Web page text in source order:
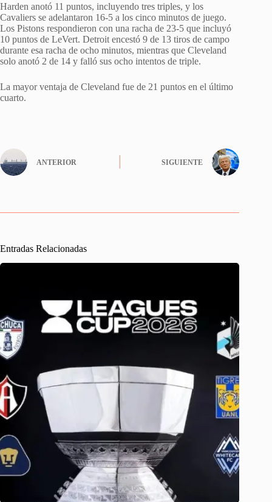
Harden anotó 11 puntos, incluyendo tres triples, y los
Cavaliers se adelantaron 16-5 a los cinco minutos de juego.
Los Pistons respondieron con una racha de 23-5 que incluyó
10 puntos de LeVert. Detroit encestó 9 de 13 tiros de campo
durante esa racha de ocho minutos, mientras que Cleveland
solo anotó 2 de 14 y falló sus ocho intentos de triple.
La mayor ventaja de Cleveland fue de 21 puntos en el último
cuarto.
ANTERIOR SIGUIENTE
Entradas Relacionadas